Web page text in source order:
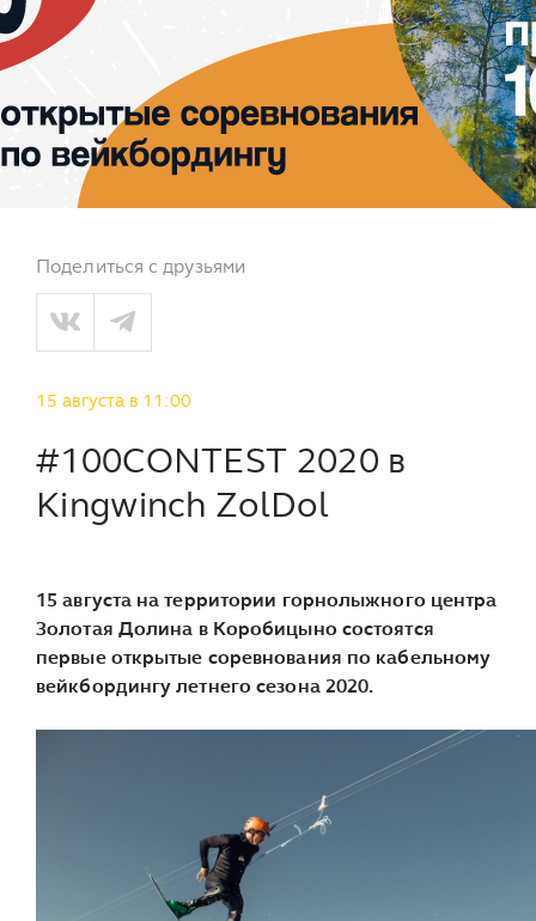
Поделиться с друзьями
15 августа в 11:00
#100СONTEST 2020 в
Kingwinch ZolDol
15 августа на территории горнолыжного центра
Золотая Долина в Коробицыно состоятся
первые открытые соревнования по кабельному
вейкбордингу летнего сезона 2020.